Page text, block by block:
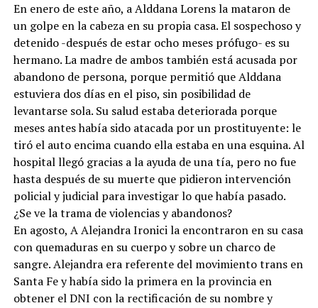
En enero de este año, a Alddana Lorens la mataron de
un golpe en la cabeza en su propia casa. El sospechoso y
detenido -después de estar ocho meses prófugo- es su
hermano. La madre de ambos también está acusada por
abandono de persona, porque permitió que Alddana
estuviera dos días en el piso, sin posibilidad de
levantarse sola. Su salud estaba deteriorada porque
meses antes había sido atacada por un prostituyente: le
tiró el auto encima cuando ella estaba en una esquina. Al
hospital llegó gracias a la ayuda de una tía, pero no fue
hasta después de su muerte que pidieron intervención
policial y judicial para investigar lo que había pasado.
¿Se ve la trama de violencias y abandonos?
En agosto, A Alejandra Ironici la encontraron en su casa
con quemaduras en su cuerpo y sobre un charco de
sangre. Alejandra era referente del movimiento trans en
Santa Fe y había sido la primera en la provincia en
obtener el DNI con la rectificación de su nombre y